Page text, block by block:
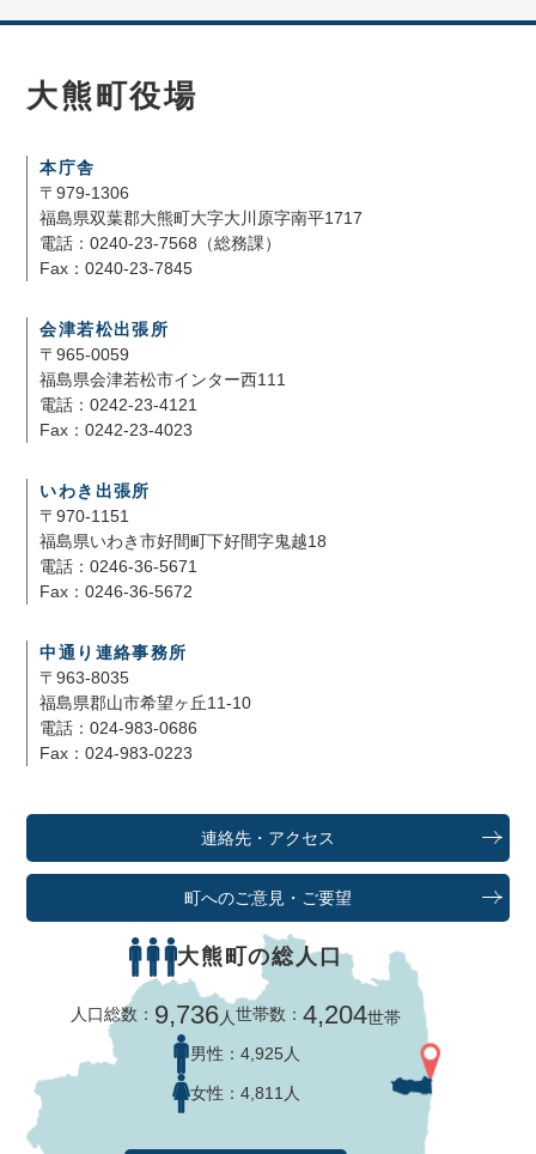
大熊町役場
本庁舎
〒979-1306
福島県双葉郡大熊町大字大川原字南平1717
電話：0240-23-7568（総務課）
Fax：0240-23-7845
会津若松出張所
〒965-0059
福島県会津若松市インター西111
電話：0242-23-4121
Fax：0242-23-4023
いわき出張所
〒970-1151
福島県いわき市好間町下好間字鬼越18
電話：0246-36-5671
Fax：0246-36-5672
中通り連絡事務所
〒963-8035
福島県郡山市希望ヶ丘11-10
電話：024-983-0686
Fax：024-983-0223
連絡先・アクセス
町へのご意見・ご要望
大熊町の総人口
人口総数： 9,736人世帯数：4,204世帯
男性： 4,925人
女性： 4,811人